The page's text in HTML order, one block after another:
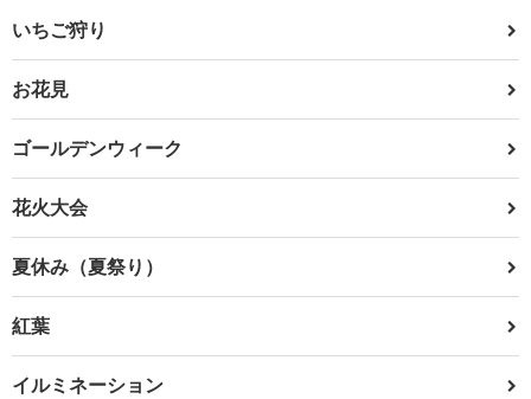
いちご狩り
お花見
ゴールデンウィーク
花火大会
夏休み（夏祭り）
紅葉
イルミネーション